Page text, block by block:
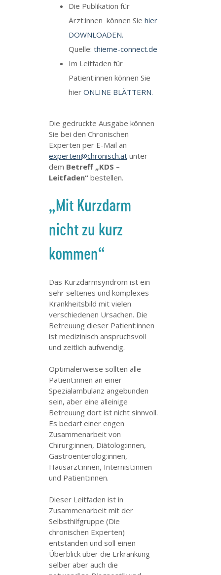
Die Publikation für
Ärzt:innen können Sie hier
DOWNLOADEN.
Quelle: thieme-connect.de
Im Leitfaden für
Patient:innen können Sie
hier ONLINE BLÄTTERN.
Die gedruckte Ausgabe können
Sie bei den Chronischen
Experten per E-Mail an
experten@chronisch.at unter
dem Betreff „KDS –
Leitfaden“ bestellen.
„Mit Kurzdarm
nicht zu kurz
kommen“
Das Kurzdarmsyndrom ist ein
sehr seltenes und komplexes
Krankheitsbild mit vielen
verschiedenen Ursachen. Die
Betreuung dieser Patient:innen
ist medizinisch anspruchsvoll
und zeitlich aufwendig.
Optimalerweise sollten alle
Patient:innen an einer
Spezialambulanz angebunden
sein, aber eine alleinige
Betreuung dort ist nicht sinnvoll.
Es bedarf einer engen
Zusammenarbeit von
Chirurg:innen, Diätolog:innen,
Gastroenterolog:innen,
Hausärzt:innen, Internist:innen
und Patient:innen.
Dieser Leitfaden ist in
Zusammenarbeit mit der
Selbsthilfgruppe (Die
chronischen Experten)
entstanden und soll einen
Überblick über die Erkrankung
selber aber auch die